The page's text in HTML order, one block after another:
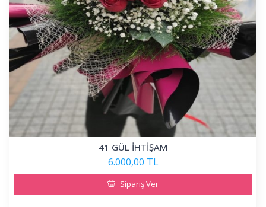
41 GÜL İHTİŞAM
6.000,00 TL
Sipariş Ver